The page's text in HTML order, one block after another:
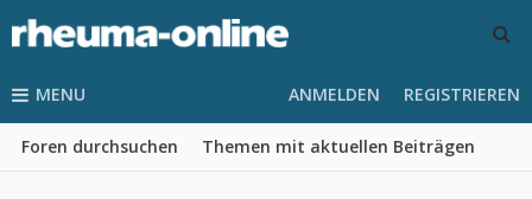
MENU
Foren durchsuchen Themen mit aktuellen Beiträgen
ANMELDEN REGISTRIEREN